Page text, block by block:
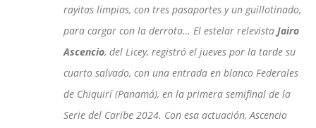
rayitas limpias, con tres pasaportes y un guillotinado,
para cargar con la derrota… El estelar relevista Jairo
Ascencio, del Licey, registró el jueves por la tarde su
cuarto salvado, con una entrada en blanco Federales
de Chiquirí (Panamá), en la primera semifinal de la
Serie del Caribe 2024. Con esa actuación, Ascencio